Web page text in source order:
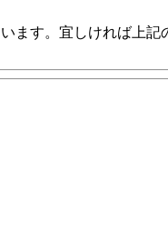
ます。宜しければ上